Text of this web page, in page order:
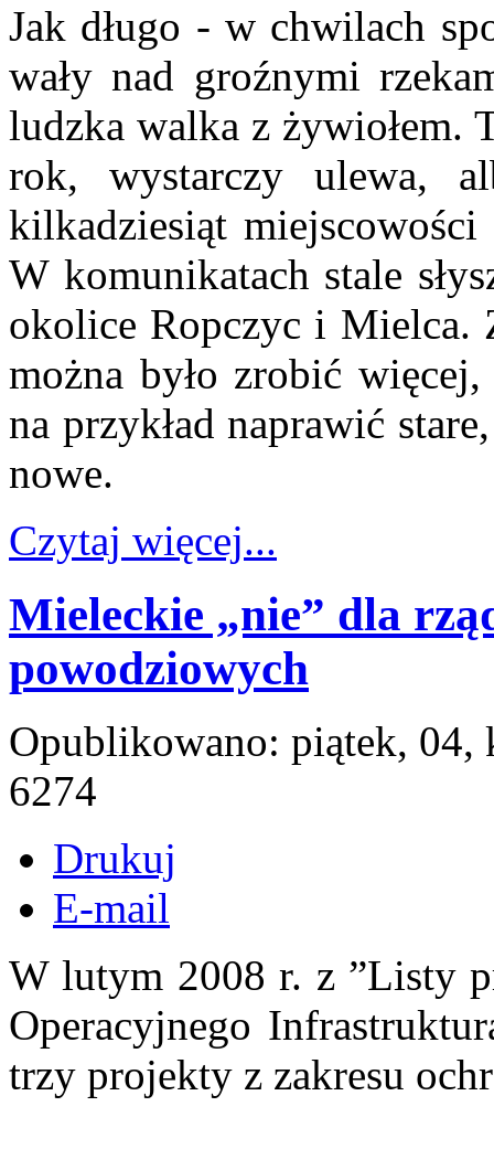
Jak długo - w chwilach
wały nad groźnymi
ludzka walka z żywiołem.
rok, wystarczy ulewa,
kilkadziesiąt
W komunikatach stale
okolice Ropczyc i Mielca.
można było zrobić
na przykład naprawić
nowe.
Czytaj więcej...
Mieleckie „nie” dla
powodziowych
Opublikowano: piątek,
6274
Drukuj
E-mail
W lutym 2008 r. z ”Listy
Operacyjnego
trzy projekty z zakresu